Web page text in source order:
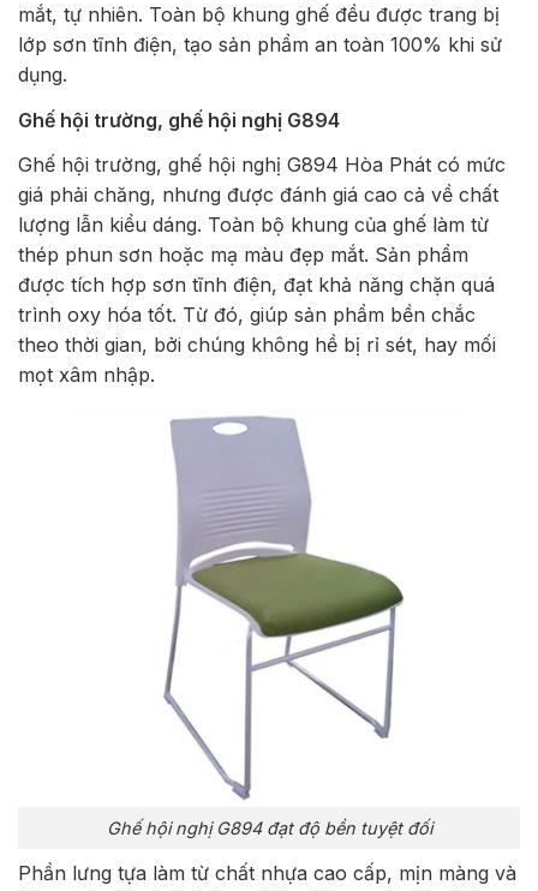
mắt, tự nhiên. Toàn bộ khung ghế đều được trang bị
lớp sơn tĩnh điện, tạo sản phẩm an toàn 100% khi sử
dụng.
Ghế hội trường, ghế hội nghị G894
Ghế hội trường, ghế hội nghị G894 Hòa Phát có mức
giá phải chăng, nhưng được đánh giá cao cả về chất
lượng lẫn kiểu dáng. Toàn bộ khung của ghế làm từ
thép phun sơn hoặc mạ màu đẹp mắt. Sản phẩm
được tích hợp sơn tĩnh điện, đạt khả năng chặn quá
trình oxy hóa tốt. Từ đó, giúp sản phẩm bền chắc
theo thời gian, bởi chúng không hề bị rỉ sét, hay mối
mọt xâm nhập.
Ghế hội nghị G894 đạt độ bền tuyệt đối
Phần lưng tựa làm từ chất nhựa cao cấp, mịn màng và